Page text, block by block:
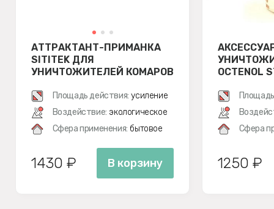
АТТРАКТАНТ-ПРИМАНКА
SITITEK ДЛЯ
УНИЧТОЖИТЕЛЕЙ КОМАРОВ
Площадь действия: усиление
Воздействие: экологическое
Сфера применения: бытовое
1430 ₽ В корзину
OCTENOL
Сфера
1250 ₽